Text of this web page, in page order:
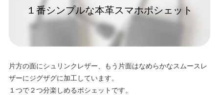
１番シンプルな本革スマホポシェット
片方の面にシュリンクレザー、もう片面はなめらかなスムースレ
ザーにジグザグに加工しています。
１つで２つ分楽しめるポシェットです。